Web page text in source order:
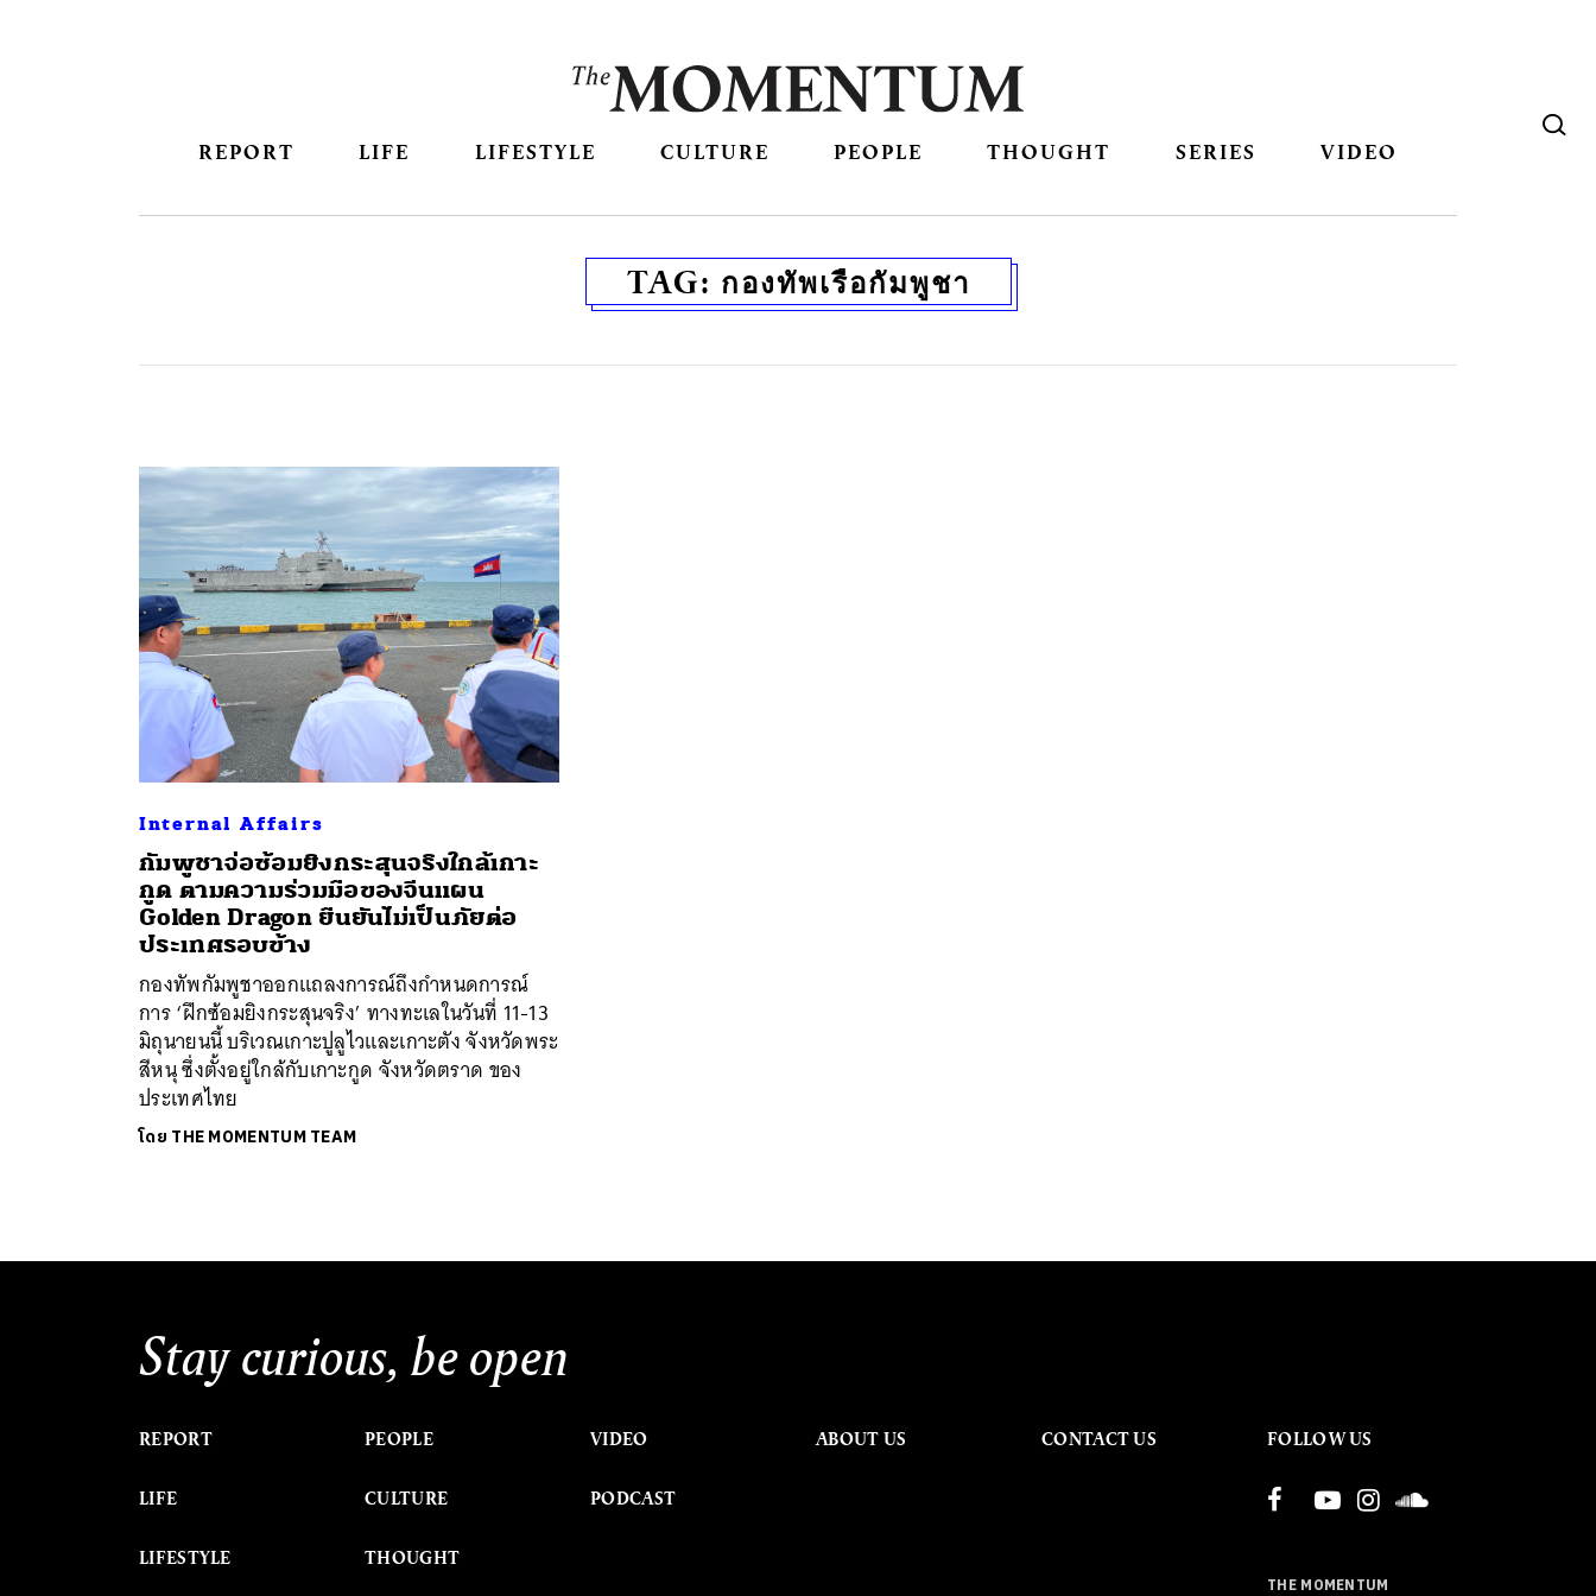
REPORT LIFE LIFESTYLE CULTURE PEOPLE THOUGHT SERIES VIDEO
TAG: กองทัพเรือกัมพูชา
Internal Affairs
กัมพูชาจ่อซ้อมยิงกระสุนจริงใกล้เกาะ
กูด ตามความร่วมมือของจีนแผน
Golden Dragon ยืนยันไม่เป็นภัยต่อ
ประเทศรอบข้าง
กองทัพกัมพูชาออกแถลงการณ์ถึงกำหนดการณ์
การ ‘ฝึกซ้อมยิงกระสุนจริง’ ทางทะเลในวันที่ 11-13
มิถุนายนนี้ บริเวณเกาะปูลูไวและเกาะตัง จังหวัดพระ
สีหนุ ซึ่งตั้งอยู่ใกล้กับเกาะกูด จังหวัดตราด ของ
ประเทศไทย
โดย THE MOMENTUM TEAM
Stay curious, be open
REPORT
LIFE
LIFESTYLE
PEOPLE
CULTURE
THOUGHT
VIDEO
PODCAST
ABOUT US CONTACT US FOLLOW US
THE MOMENTUM
ค้นหา